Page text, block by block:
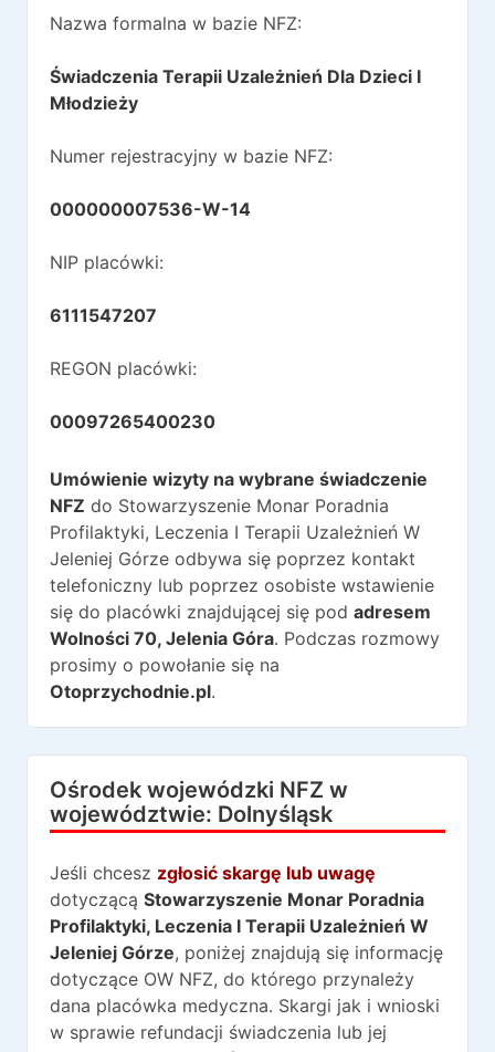
Nazwa formalna w bazie NFZ:
Świadczenia Terapii Uzależnień Dla Dzieci I
Młodzieży
Numer rejestracyjny w bazie NFZ:
000000007536-W-14
NIP placówki:
6111547207
REGON placówki:
00097265400230
Umówienie wizyty na wybrane świadczenie
NFZ do Stowarzyszenie Monar Poradnia
Profilaktyki, Leczenia I Terapii Uzależnień W
Jeleniej Górze odbywa się poprzez kontakt
telefoniczny lub poprzez osobiste wstawienie
się do placówki znajdującej się pod adresem
Wolności 70, Jelenia Góra. Podczas rozmowy
prosimy o powołanie się na
Otoprzychodnie.pl.
Ośrodek wojewódzki NFZ w
województwie: Dolnyśląsk
Jeśli chcesz zgłosić skargę lub uwagę
dotyczącą Stowarzyszenie Monar Poradnia
Profilaktyki, Leczenia I Terapii Uzależnień W
Jeleniej Górze, poniżej znajdują się informację
dotyczące OW NFZ, do którego przynależy
dana placówka medyczna. Skargi jak i wnioski
w sprawie refundacji świadczenia lub jej